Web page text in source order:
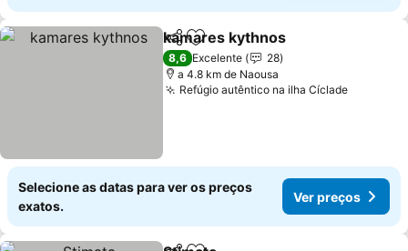
PartilharAdicionar aos favoritos
kamares kythnos
8,6 Excelente
28
a 4.8 km de Naousa
Refúgio autêntico na ilha CícladeVer
Selecione as datas para ver os preços
exatos.
Ver preços